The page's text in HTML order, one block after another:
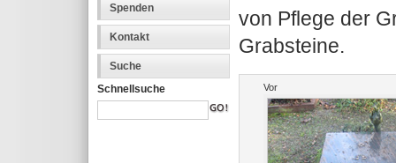
Spenden
Kontakt
Suche
Schnellsuche
von Pflege der
Grabsteine.
Vor